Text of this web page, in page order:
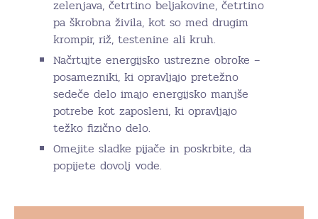
zelenjava, četrtino beljakovine, četrtino
pa škrobna živila, kot so med drugim
krompir, riž, testenine ali kruh.
Načrtujte energijsko ustrezne obroke –
posamezniki, ki opravljajo pretežno
sedeče delo imajo energijsko manjše
potrebe kot zaposleni, ki opravljajo
težko fizično delo.
Omejite sladke pijače in poskrbite, da
popijete dovolj vode.